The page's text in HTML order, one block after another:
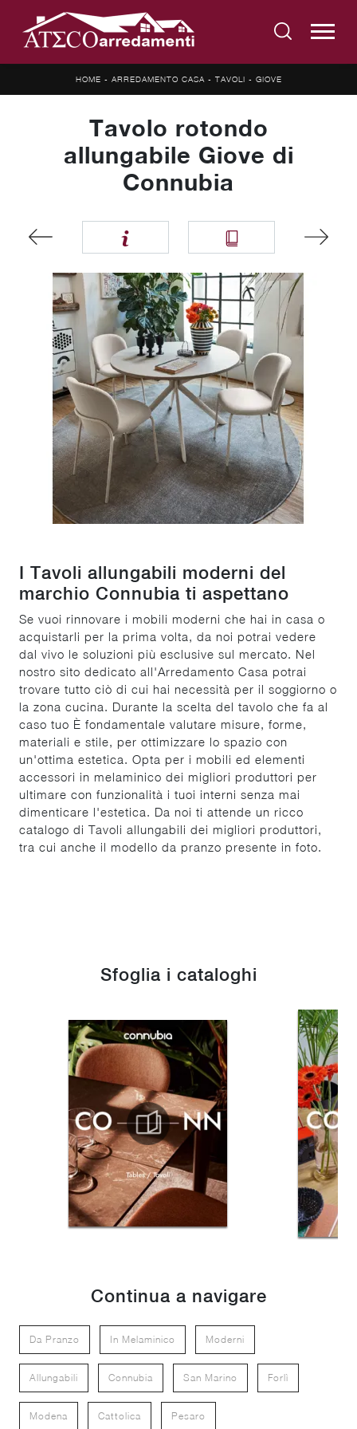
HOME - ARREDAMENTO CASA - TAVOLI - GIOVE
Tavolo rotondo
allungabile Giove di
Connubia
I Tavoli allungabili moderni del
marchio Connubia ti aspettano
Se vuoi rinnovare i mobili moderni che hai in casa o
acquistarli per la prima volta, da noi potrai vedere
dal vivo le soluzioni più esclusive sul mercato. Nel
nostro sito dedicato all'Arredamento Casa potrai
trovare tutto ciò di cui hai necessità per il soggiorno o
la zona cucina. Durante la scelta del tavolo che fa al
caso tuo È fondamentale valutare misure, forme,
materiali e stile, per ottimizzare lo spazio con
un'ottima estetica. Opta per i mobili ed elementi
accessori in melaminico dei migliori produttori per
ultimare con funzionalità i tuoi interni senza mai
dimenticare l'estetica. Da noi ti attende un ricco
catalogo di Tavoli allungabili dei migliori produttori,
tra cui anche il modello da pranzo presente in foto.
Sfoglia i cataloghi
Continua a navigare
Da Pranzo In Melaminico Moderni
Allungabili Connubia San Marino Forlì
Modena Cattolica Pesaro